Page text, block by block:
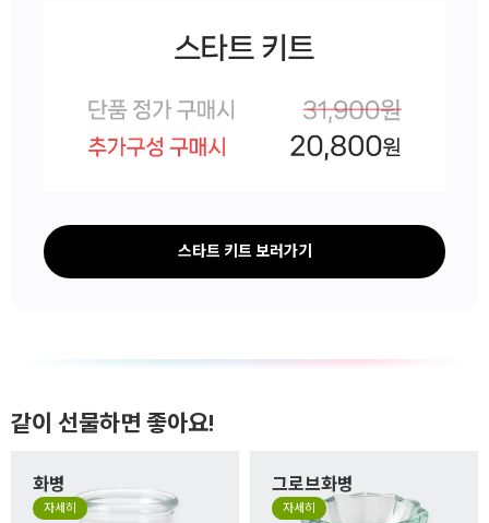
스타트 키트 보러가기
같이 선물하면 좋아요!
화병
자세히
그로브화병
자세히